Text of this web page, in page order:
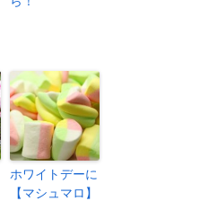
ホワイトデーに
【マシュマロ】